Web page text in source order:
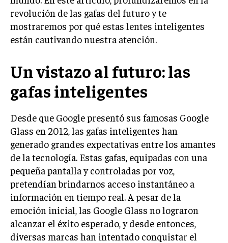
revolución de las gafas del futuro y te
mostraremos por qué estas lentes inteligentes
están cautivando nuestra atención.
Un vistazo al futuro: las
gafas inteligentes
Desde que Google presentó sus famosas Google
Glass en 2012, las gafas inteligentes han
generado grandes expectativas entre los amantes
de la tecnología. Estas gafas, equipadas con una
pequeña pantalla y controladas por voz,
pretendían brindarnos acceso instantáneo a
información en tiempo real. A pesar de la
emoción inicial, las Google Glass no lograron
alcanzar el éxito esperado, y desde entonces,
diversas marcas han intentado conquistar el